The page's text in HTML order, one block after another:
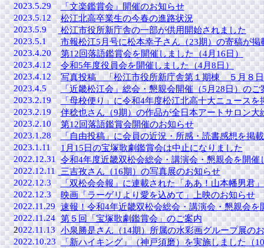
2023.5.29
「文楽鑑賞会」開催のお知らせ
2023.5.12
松江北高卒業生の今春の進路状況
2023.5.9
松江市役所新庁舎の一部が供用開始されました
2023.5.1
市報松江5月号に松本幸子さん（23期）の寄稿が掲
2023.4.20
第12回落語鑑賞会を開催しました（4月16日）
2023.4.12
令和5年度役員会を開催しました（4月8日）
2023.4.12
写真投稿 「松江市役所新庁舎第１期棟 ５月８日
2023.4.5
「近畿松江会」総会・懇親会開催（5月28日）のご
2023.2.19
「母校便り」に令和4年度松江北高十大ニュースを
2023.2.19
伴稔也さん（9期）の作品が全日本アートサロン
2023.2.10
第12回落語鑑賞会開催のお知らせ
2023.1.28
「自由投稿」に会員の近況・所感・読書感想を掲
2023.1.11
1月15日の宝塚歌劇鑑賞会は中止になりました
2022.12.31 令和4年度近畿双松会総会・講演会・懇親会を開催
2022.12.11 三吉孜さん（16期）の写真展のお知らせ
2022.12.3
「双松会会報」に連載された「ああ！山本幡男君
2022.12.3
映画「ラーゲリより愛を込めて」上映のお知らせ
2022.11.29 速報！令和4年近畿双松会総会・講演会・懇親会を
2022.11.24 第５回「宝塚歌劇鑑賞会」のご案内
2022.11.13 小泉勝是さん（14期）所属の水彩画グループ展の
2022.10.23 「新ハイキング」（神戸須磨）を実施しました（